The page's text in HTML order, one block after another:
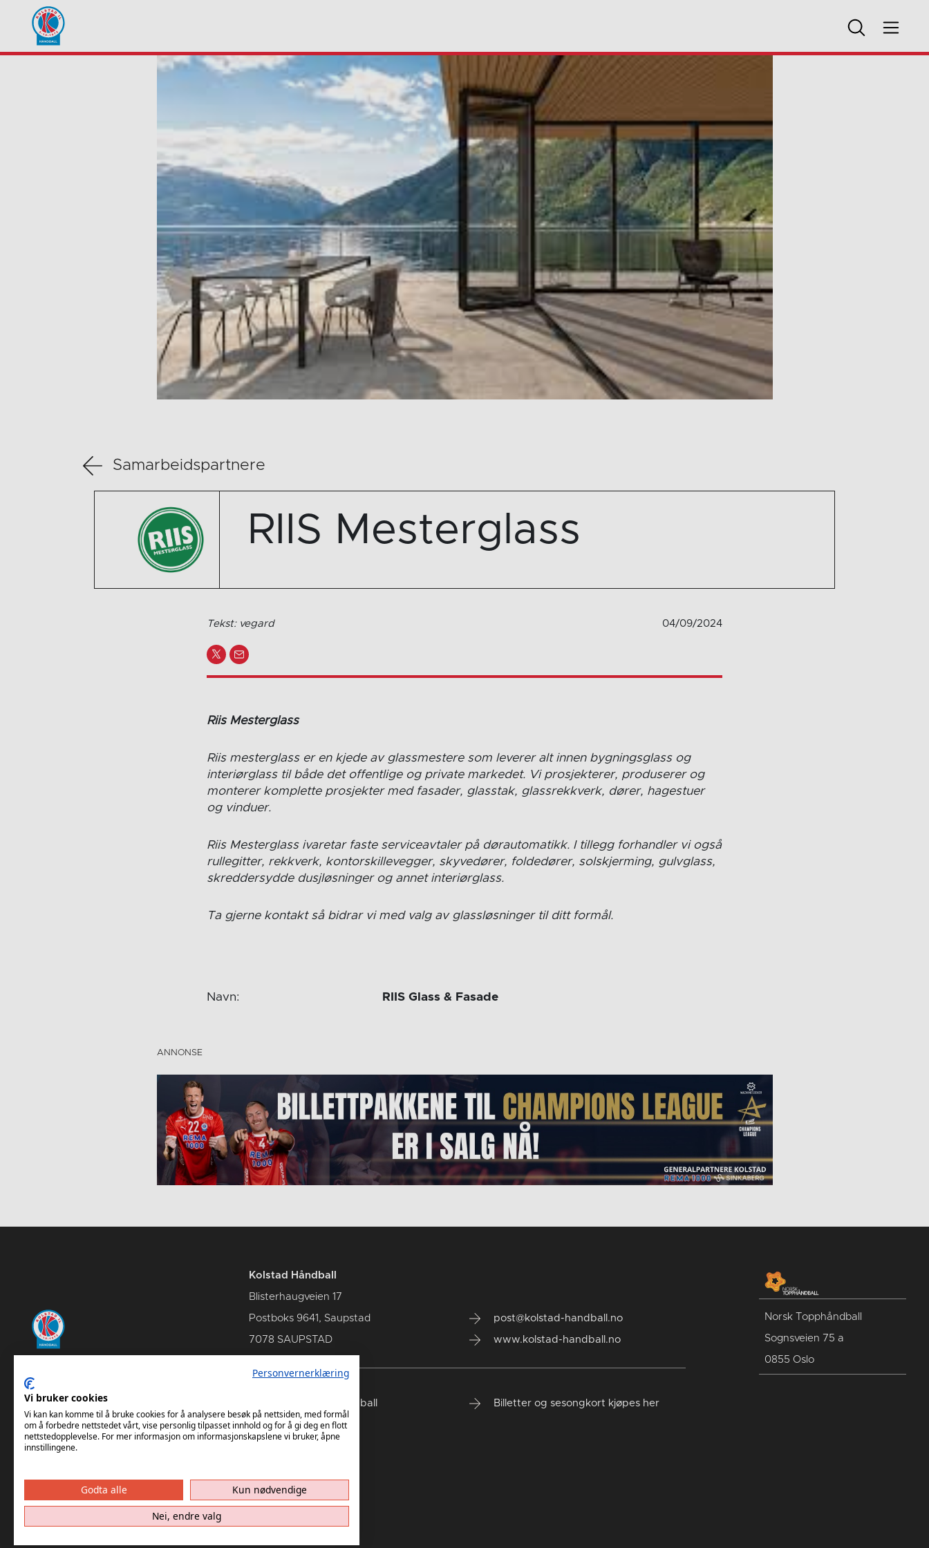
Samarbeidspartnere
RIIS Mesterglass
Tekst: vegard 04/09/2024
Riis Mesterglass
Riis mesterglass er en kjede av glassmestere som leverer alt innen bygningsglass og
interiørglass til både det offentlige og private markedet. Vi prosjekterer, produserer og
monterer komplette prosjekter med fasader, glasstak, glassrekkverk, dører, hagestuer
og vinduer.
Riis Mesterglass ivaretar faste serviceavtaler på dørautomatikk. I tillegg forhandler vi også
rullegitter, rekkverk, kontorskillevegger, skyvedører, foldedører, solskjerming, gulvglass,
skreddersydde dusjløsninger og annet interiørglass.
Ta gjerne kontakt så bidrar vi med valg av glassløsninger til ditt formål.
Navn: RIIS Glass & Fasade
Kolstad Håndball
Blisterhaugveien 17
Postboks 9641, Saupstad
7078 SAUPSTAD
post@kolstad-handball.no
www.kolstad-handball.no
Kontakt oss Om Kolstad Håndball Billetter og sesongkort kjøpes her
Norsk Topphåndball
Sognsveien 75 a
0855 Oslo
Personvernerklæring
Vi bruker cookies
Vi kan kan komme til å bruke cookies for å analysere besøk på nettsiden, med formål
om å forbedre nettstedet vårt, vise personlig tilpasset innhold og for å gi deg en flott
nettstedopplevelse. For mer informasjon om informasjonskapslene vi bruker, åpne
innstillingene.
Godta alle
Kun nødvendige
Nei, endre valg